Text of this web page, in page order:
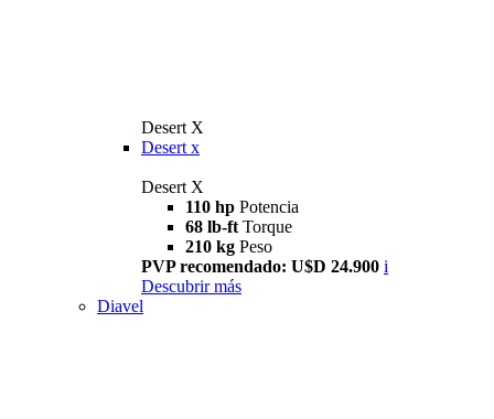
Desert X
Desert x
Desert X
110 hp Potencia
68 lb-ft Torque
210 kg Peso
PVP recomendado: U$D 24.900 i
Descubrir más
Diavel